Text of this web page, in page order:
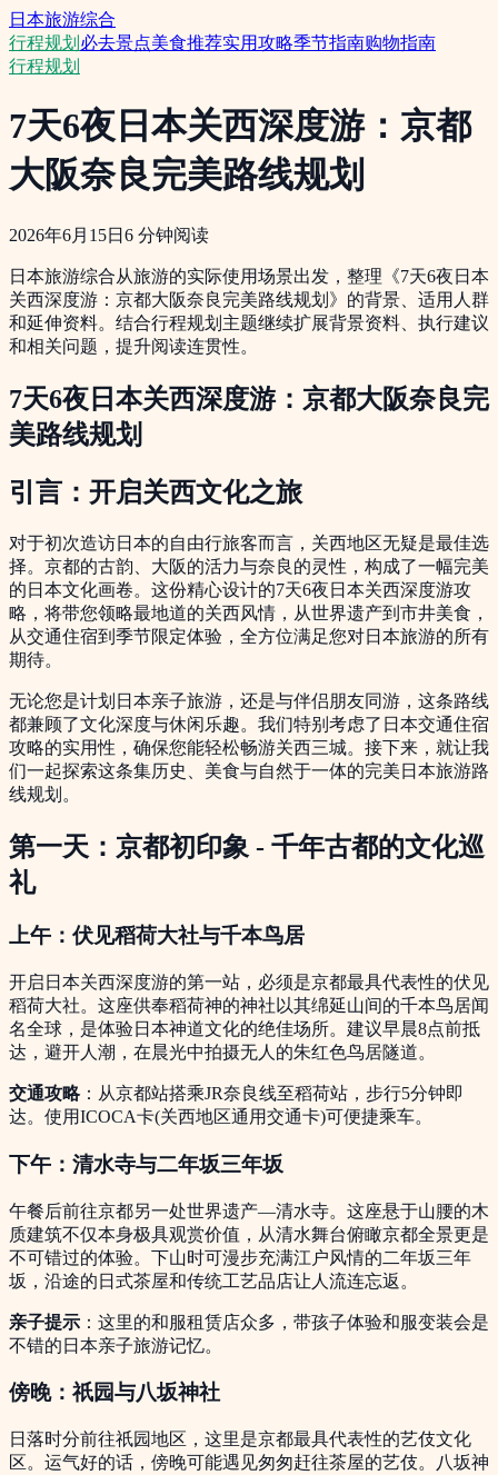
日本旅游综合
行程规划 必去景点美食推荐实用攻略季节指南购物指南
行程规划
7天6夜日本关西深度游：京都
大阪奈良完美路线规划
2026年6月15日 6 分钟阅读
日本旅游综合从旅游的实际使用场景出发，整理《7天6夜日本
关西深度游：京都大阪奈良完美路线规划》的背景、适用人群
和延伸资料。结合行程规划主题继续扩展背景资料、执行建议
和相关问题，提升阅读连贯性。
7天6夜日本关西深度游：京都大阪奈良完
美路线规划
引言：开启关西文化之旅
对于初次造访日本的自由行旅客而言，关西地区无疑是最佳选
择。京都的古韵、大阪的活力与奈良的灵性，构成了一幅完美
的日本文化画卷。这份精心设计的7天6夜日本关西深度游攻
略，将带您领略最地道的关西风情，从世界遗产到市井美食，
从交通住宿到季节限定体验，全方位满足您对日本旅游的所有
期待。
无论您是计划日本亲子旅游，还是与伴侣朋友同游，这条路线
都兼顾了文化深度与休闲乐趣。我们特别考虑了日本交通住宿
攻略的实用性，确保您能轻松畅游关西三城。接下来，就让我
们一起探索这条集历史、美食与自然于一体的完美日本旅游路
线规划。
第一天：京都初印象 - 千年古都的文化巡
礼
上午：伏见稻荷大社与千本鸟居
开启日本关西深度游的第一站，必须是京都最具代表性的伏见
稻荷大社。这座供奉稻荷神的神社以其绵延山间的千本鸟居闻
名全球，是体验日本神道文化的绝佳场所。建议早晨8点前抵
达，避开人潮，在晨光中拍摄无人的朱红色鸟居隧道。
交通攻略：从京都站搭乘JR奈良线至稻荷站，步行5分钟即
达。使用ICOCA卡(关西地区通用交通卡)可便捷乘车。
下午：清水寺与二年坂三年坂
午餐后前往京都另一处世界遗产—清水寺。这座悬于山腰的木
质建筑不仅本身极具观赏价值，从清水舞台俯瞰京都全景更是
不可错过的体验。下山时可漫步充满江户风情的二年坂三年
坂，沿途的日式茶屋和传统工艺品店让人流连忘返。
亲子提示 ：这里的和服租赁店众多，带孩子体验和服变装会是
不错的日本亲子旅游记忆。
傍晚：祇园与八坂神社
日落时分前往祇园地区，这里是京都最具代表性的艺伎文化
区。运气好的话，傍晚可能遇见匆匆赶往茶屋的艺伎。八坂神